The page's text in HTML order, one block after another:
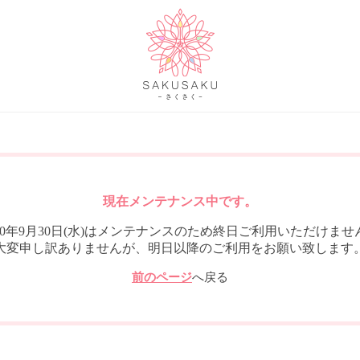
現在メンテナンス中です。
年9月30日(水)はメンテナンスのため終日ご利用いただけませ
変申し訳ありませんが、明日以降のご利用をお願い致します
前のページへ戻る